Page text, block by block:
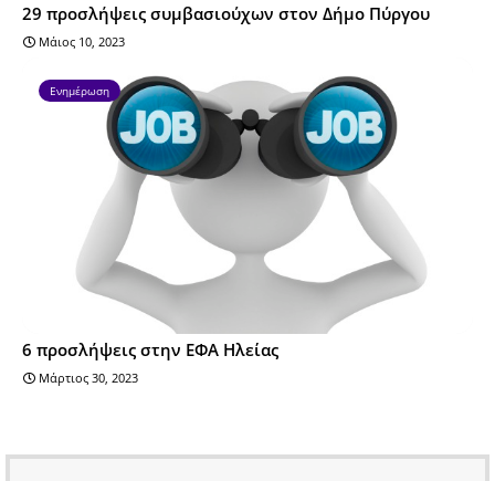
29 προσλήψεις συμβασιούχων στον Δήμο Πύργου
Μάιος 10, 2023
Ενημέρωση
6 προσλήψεις στην ΕΦΑ Ηλείας
Μάρτιος 30, 2023